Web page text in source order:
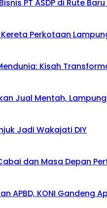
PT ASDP di Rute
Perkotaan
Kisah
Jual Mentah,
Jadi Wakajati DIY
dan Masa Depan
APBD, KONI Gandeng